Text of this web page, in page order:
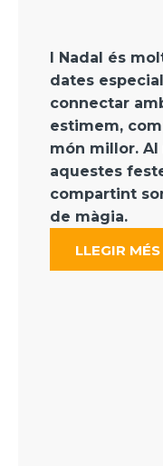
l Nadal és
dates
connectar
estimem,
món millor. Al
aquestes
compartint
de màgia.
LLEGIR MÉS